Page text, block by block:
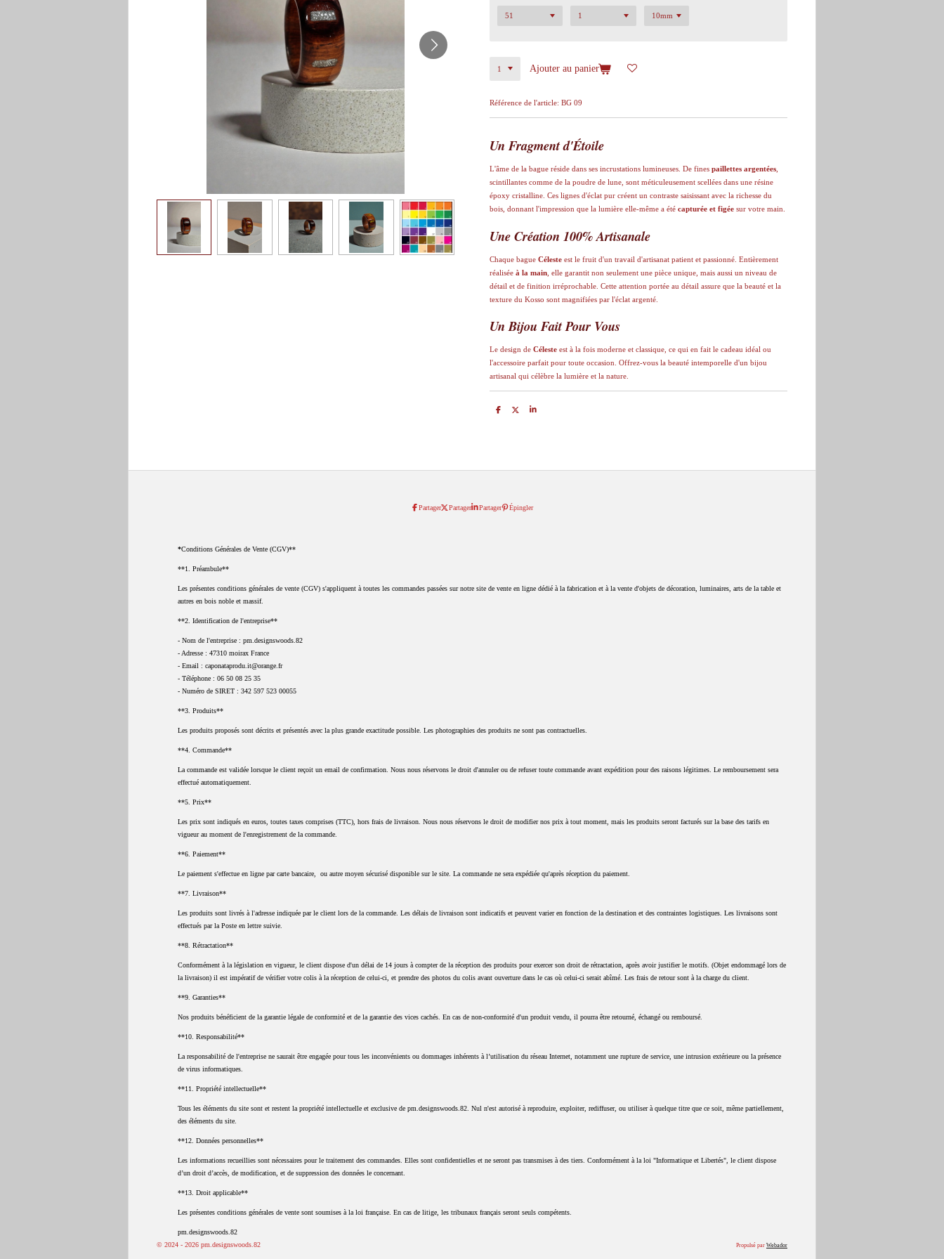
Ajouter au panier
Référence de l'article: BG 09
Un Fragment d'Étoile
​L'âme de la bague réside dans ses incrustations lumineuses. De fines paillettes argentées,
scintillantes comme de la poudre de lune, sont méticuleusement scellées dans une résine
époxy cristalline. Ces lignes d'éclat pur créent un contraste saisissant avec la richesse du
bois, donnant l'impression que la lumière elle-même a été capturée et figée sur votre main.
Une Création 100% Artisanale
​Chaque bague Céleste est le fruit d'un travail d'artisanat patient et passionné. Entièrement
réalisée à la main , elle garantit non seulement une pièce unique, mais aussi un niveau de
détail et de finition irréprochable. Cette attention portée au détail assure que la beauté et la
texture du Kosso sont magnifiées par l'éclat argenté.
​Un Bijou Fait Pour Vous
​Le design de Céleste est à la fois moderne et classique, ce qui en fait le cadeau idéal ou
l'accessoire parfait pour toute occasion. Offrez-vous la beauté intemporelle d'un bijou
artisanal qui célèbre la lumière et la nature.
P
P
P
Partager Partager Partager Épingler
*Conditions Générales de Vente (CGV)**
**1. Préambule**
Les présentes conditions générales de vente (CGV) s'appliquent à toutes les commandes passées sur notre site de vente en ligne dédié à la fabrication et à la vente d'objets de décoration, luminaires, arts de la table et
autres en bois noble et massif.
**2. Identification de l'entreprise**
- Nom de l'entreprise : pm.designswoods.82
- Adresse : 47310 moirax France
- Email : caponataprodu.it@orange.fr
- Téléphone : 06 50 08 25 35
- Numéro de SIRET : 342 597 523 00055
**3. Produits**
Les produits proposés sont décrits et présentés avec la plus grande exactitude possible. Les photographies des produits ne sont pas contractuelles.
**4. Commande**
La commande est validée lorsque le client reçoit un email de confirmation. Nous nous réservons le droit d'annuler ou de refuser toute commande avant expédition pour des raisons légitimes. Le remboursement sera
effectué automatiquement.
**5. Prix**
Les prix sont indiqués en euros, toutes taxes comprises (TTC), hors frais de livraison. Nous nous réservons le droit de modifier nos prix à tout moment, mais les produits seront facturés sur la base des tarifs en
vigueur au moment de l'enregistrement de la commande.
**6. Paiement**
Le paiement s'effectue en ligne par carte bancaire, ou autre moyen sécurisé disponible sur le site. La commande ne sera expédiée qu'après réception du paiement.
**7. Livraison**
Les produits sont livrés à l'adresse indiquée par le client lors de la commande. Les délais de livraison sont indicatifs et peuvent varier en fonction de la destination et des contraintes logistiques. Les livraisons sont
effectués par la Poste en lettre suivie.
**8. Rétractation**
Conformément à la législation en vigueur, le client dispose d'un délai de 14 jours à compter de la réception des produits pour exercer son droit de rétractation, après avoir justifier le motifs. (Objet endommagé lors de
la livraison) il est impératif de vérifier votre colis à la réception de celui-ci, et prendre des photos du colis avant ouverture dans le cas où celui-ci serait abîmé. Les frais de retour sont à la charge du client.
**9. Garanties**
Nos produits bénéficient de la garantie légale de conformité et de la garantie des vices cachés. En cas de non-conformité d'un produit vendu, il pourra être retourné, échangé ou remboursé.
**10. Responsabilité**
La responsabilité de l'entreprise ne saurait être engagée pour tous les inconvénients ou dommages inhérents à l’utilisation du réseau Internet, notamment une rupture de service, une intrusion extérieure ou la présence
de virus informatiques.
**11. Propriété intellectuelle**
Tous les éléments du site sont et restent la propriété intellectuelle et exclusive de pm.designswoods.82. Nul n'est autorisé à reproduire, exploiter, rediffuser, ou utiliser à quelque titre que ce soit, même partiellement,
des éléments du site.
**12. Données personnelles**
Les informations recueillies sont nécessaires pour le traitement des commandes. Elles sont confidentielles et ne seront pas transmises à des tiers. Conformément à la loi "Informatique et Libertés", le client dispose
d’un droit d’accès, de modification, et de suppression des données le concernant.
**13. Droit applicable**
Les présentes conditions générales de vente sont soumises à la loi française. En cas de litige, les tribunaux français seront seuls compétents.
pm.designswoods.82
© 2024 - 2026 pm.designswoods.82
Propulsé par Webador